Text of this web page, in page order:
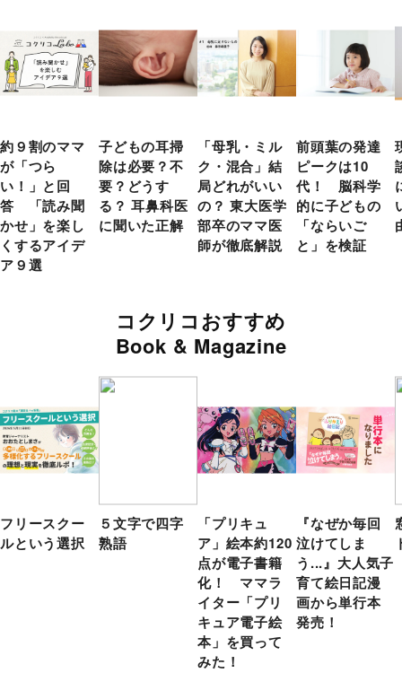
約９割のママ
が「つら
い！」と回
答 「読み聞
かせ」を楽し
くするアイデ
ア９選
子どもの耳掃
除は必要？不
要？どうす
る？ 耳鼻科医
に聞いた正解
「母乳・ミル
ク・混合」結
局どれがいい
の？ 東大医学
部卒のママ医
師が徹底解説
前頭葉の発達
ピークは10
代！ 脳科学
的に子どもの
「ならいご
と」を検証
コクリコおすすめ
Book & Magazine
フリースクー
ルという選択
５文字で四字
熟語
「プリキュ
ア」絵本約120
点が電子書籍
化！ ママラ
イター「プリ
キュア電子絵
本」を買って
みた！
『なぜか毎回
泣けてしま
う...』大人気子
育て絵日記漫
画から単行本
発売！